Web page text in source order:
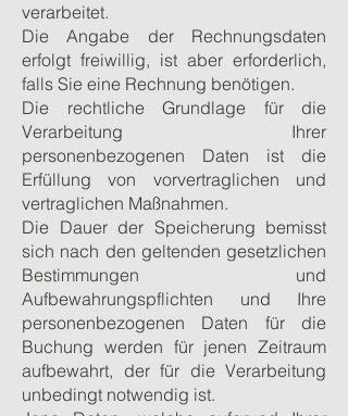
verarbeitet.
Die Angabe der Rechnungsdaten
erfolgt freiwillig, ist aber erforderlich,
falls Sie eine Rechnung benötigen.
Die rechtliche Grundlage für die
Verarbeitung Ihrer
personenbezogenen Daten ist die
Erfüllung von vorvertraglichen und
vertraglichen Maßnahmen.
Die Dauer der Speicherung bemisst
sich nach den geltenden gesetzlichen
Bestimmungen und
Aufbewahrungspflichten und Ihre
personenbezogenen Daten für die
Buchung werden für jenen Zeitraum
aufbewahrt, der für die Verarbeitung
unbedingt notwendig ist.